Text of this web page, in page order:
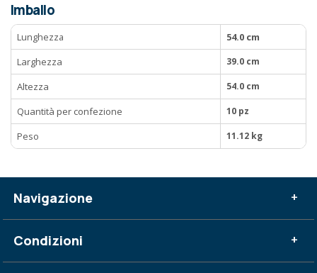
Imballo
Lunghezza
54.0 cm
Larghezza
39.0 cm
Altezza 54.0 cm
Quantità per confezione 10 pz
Peso 11.12 kg
Navigazione +
Condizioni +